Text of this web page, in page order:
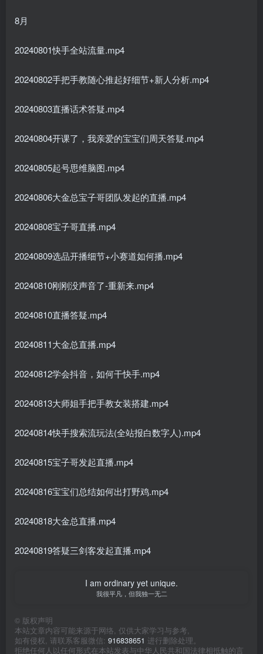
8月
20240801快手全站流量.mp4
20240802手把手教随心推起好细节+新人分析.mp4
20240803直播话术答疑.mp4
20240804开课了，我亲爱的宝宝们周天答疑.mp4
20240805起号思维脑图.mp4
20240806大金总宝子哥团队发起的直播.mp4
20240808宝子哥直播.mp4
20240809选品开播细节+小赛道如何播.mp4
20240810刚刚没声音了-重新来.mp4
20240810直播答疑.mp4
20240811大金总直播.mp4
20240812学会抖音，如何干快手.mp4
20240813大师姐手把手教女装搭建.mp4
20240814快手搜索流玩法(全站报白数字人).mp4
20240815宝子哥发起直播.mp4
20240816宝宝们总结如何出打野鸡.mp4
20240818大金总直播.mp4
20240819答疑三剑客发起直播.mp4
I am ordinary yet unique.
我很平凡，但我独一无二
© 版权声明
本站文章内容可能来源于网络, 仅供大家学习与参考,
如有侵权, 请联系客服微信: 916838651 进行删除处理。
拒绝任何人以任何形式在本站发表与中华人民共和国法律相抵触的言